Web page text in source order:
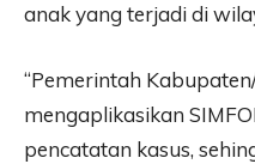
anak yang terjadi di
“Pemerintah
mengaplikasikan
pencatatan kasus,